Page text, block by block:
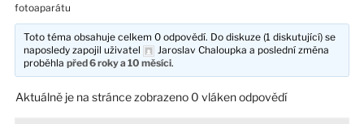
fotoaparátu
Toto téma obsahuje celkem 0 odpovědí. Do diskuze (1 diskutující) se
naposledy zapojil uživatel
Jaroslav Chaloupka a poslední změna
proběhlapřed 6 roky a 10 měsíci.
Aktuálně je na stránce zobrazeno 0 vláken odpovědí